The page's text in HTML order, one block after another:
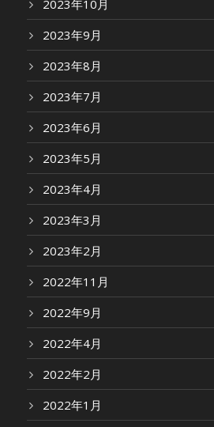
2023年10月
2023年9月
2023年8月
2023年7月
2023年6月
2023年5月
2023年4月
2023年3月
2023年2月
2022年11月
2022年9月
2022年4月
2022年2月
2022年1月